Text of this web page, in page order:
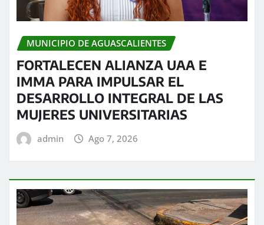
MUNICIPIO DE AGUASCALIENTES
FORTALECEN ALIANZA UAA E
IMMA PARA IMPULSAR EL
DESARROLLO INTEGRAL DE LAS
MUJERES UNIVERSITARIAS
admin Ago 7, 2026